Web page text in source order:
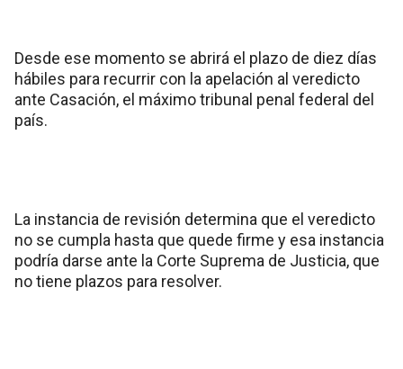
Desde ese momento se abrirá el plazo de diez días
hábiles para recurrir con la apelación al veredicto
ante Casación, el máximo tribunal penal federal del
país.
La instancia de revisión determina que el veredicto
no se cumpla hasta que quede firme y esa instancia
podría darse ante la Corte Suprema de Justicia, que
no tiene plazos para resolver.